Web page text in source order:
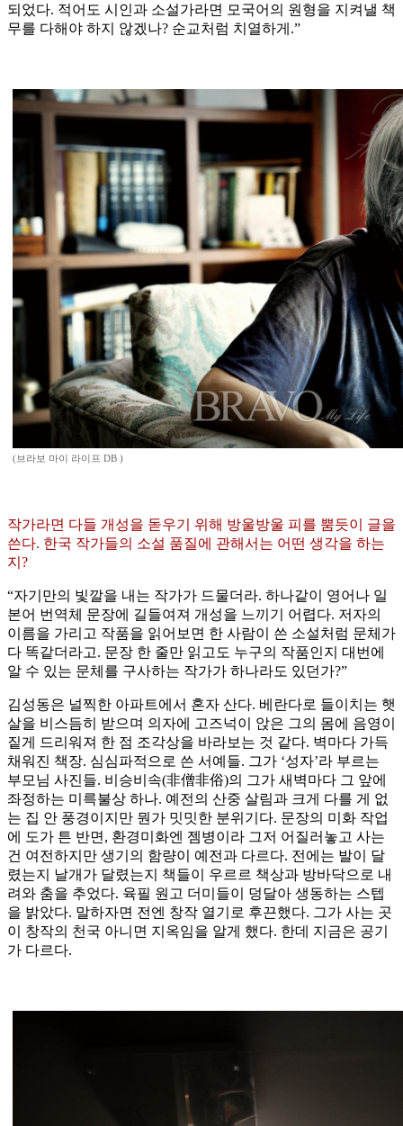
되었다. 적어도 시인과 소설가라면 모국어의 원형을 지켜낼 책
무를 다해야 하지 않겠나? 순교처럼 치열하게.”
(브라보 마이 라이프 DB )
작가라면 다들 개성을 돋우기 위해 방울방울 피를 뿜듯이 글을
쓴다. 한국 작가들의 소설 품질에 관해서는 어떤 생각을 하는
지?
“자기만의 빛깔을 내는 작가가 드물더라. 하나같이 영어나 일
본어 번역체 문장에 길들여져 개성을 느끼기 어렵다. 저자의
이름을 가리고 작품을 읽어보면 한 사람이 쓴 소설처럼 문체가
다 똑같더라고. 문장 한 줄만 읽고도 누구의 작품인지 대번에
알 수 있는 문체를 구사하는 작가가 하나라도 있던가?”
김성동은 널찍한 아파트에서 혼자 산다. 베란다로 들이치는 햇
살을 비스듬히 받으며 의자에 고즈넉이 앉은 그의 몸에 음영이
짙게 드리워져 한 점 조각상을 바라보는 것 같다. 벽마다 가득
채워진 책장. 심심파적으로 쓴 서예들. 그가 ‘성자’라 부르는
부모님 사진들. 비승비속(非僧非俗)의 그가 새벽마다 그 앞에
좌정하는 미륵불상 하나. 예전의 산중 살림과 크게 다를 게 없
는 집 안 풍경이지만 뭔가 밋밋한 분위기다. 문장의 미화 작업
에 도가 튼 반면, 환경미화엔 젬병이라 그저 어질러놓고 사는
건 여전하지만 생기의 함량이 예전과 다르다. 전에는 발이 달
렸는지 날개가 달렸는지 책들이 우르르 책상과 방바닥으로 내
려와 춤을 추었다. 육필 원고 더미들이 덩달아 생동하는 스텝
을 밝았다. 말하자면 전엔 창작 열기로 후끈했다. 그가 사는 곳
이 창작의 천국 아니면 지옥임을 알게 했다. 한데 지금은 공기
가 다르다.